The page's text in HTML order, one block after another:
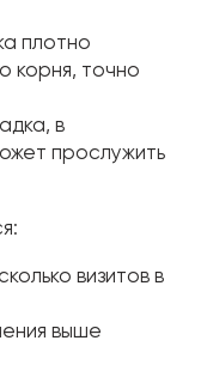
плотно
корня, точно
в
прослужить
визитов в
выше